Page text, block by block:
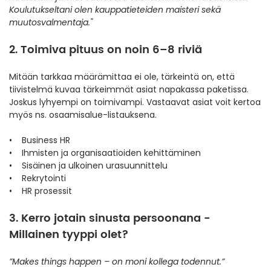
Koulutukseltani olen kauppatieteiden maisteri sekä
muutosvalmentaja."
2. Toimiva pituus on noin 6–8 riviä
Mitään tarkkaa määrämittaa ei ole, tärkeintä on, että
tiivistelmä kuvaa tärkeimmät asiat napakassa paketissa.
Joskus lyhyempi on toimivampi. Vastaavat asiat voit kertoa
myös ns. osaamisalue-listauksena.
• Business HR
• Ihmisten ja organisaatioiden kehittäminen
• Sisäinen ja ulkoinen urasuunnittelu
• Rekrytointi
• HR prosessit
3. Kerro jotain sinusta persoonana -
Millainen tyyppi olet?
”Makes things happen – on moni kollega todennut.”